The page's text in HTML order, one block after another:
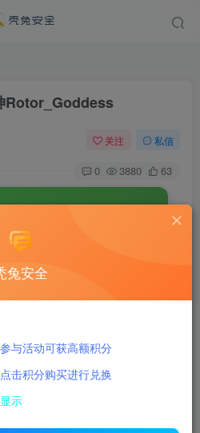
Rotor_Goddess
关注 私信
0 3880 63
山乘客
兔安全
与活动可获高额积分
击积分购买进行兑换
示